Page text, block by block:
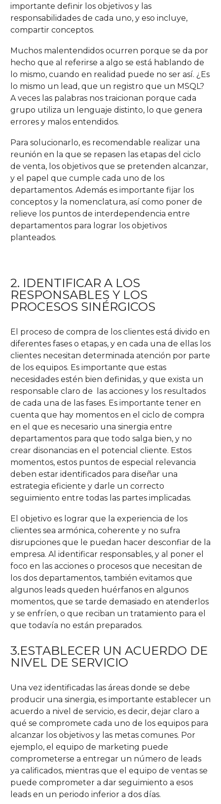
importante definir los objetivos y las
responsabilidades de cada uno, y eso incluye,
compartir conceptos.
Muchos malentendidos ocurren porque se da por
hecho que al referirse a algo se está hablando de
lo mismo, cuando en realidad puede no ser así. ¿Es
lo mismo un lead, que un registro que un MSQL?
A veces las palabras nos traicionan porque cada
grupo utiliza un lenguaje distinto, lo que genera
errores y malos entendidos.
Para solucionarlo, es recomendable realizar una
reunión en la que se repasen las etapas del ciclo
de venta, los objetivos que se pretenden alcanzar,
y el papel que cumple cada uno de los
departamentos. Además es importante fijar los
conceptos y la nomenclatura, así como poner de
relieve los puntos de interdependencia entre
departamentos para lograr los objetivos
planteados.
2. IDENTIFICAR A LOS
RESPONSABLES Y LOS
PROCESOS SINÉRGICOS
El proceso de compra de los clientes está divido en
diferentes fases o etapas, y en cada una de ellas los
clientes necesitan determinada atención por parte
de los equipos. Es importante que estas
necesidades estén bien definidas, y que exista un
responsable claro de las acciones y los resultados
de cada una de las fases. Es importante tener en
cuenta que hay momentos en el ciclo de compra
en el que es necesario una sinergia entre
departamentos para que todo salga bien, y no
crear disonancias en el potencial cliente. Estos
momentos, estos puntos de especial relevancia
deben estar identificados para diseñar una
estrategia eficiente y darle un correcto
seguimiento entre todas las partes implicadas.
El objetivo es lograr que la experiencia de los
clientes sea armónica, coherente y no sufra
disrupciones que le puedan hacer desconfiar de la
empresa. Al identificar responsables, y al poner el
foco en las acciones o procesos que necesitan de
los dos departamentos, también evitamos que
algunos leads queden huérfanos en algunos
momentos, que se tarde demasiado en atenderlos
y se enfríen, o que reciban un tratamiento para el
que todavía no están preparados.
3.ESTABLECER UN ACUERDO DE
NIVEL DE SERVICIO
Una vez identificadas las áreas donde se debe
producir una sinergia, es importante establecer un
acuerdo a nivel de servicio, es decir, dejar claro a
qué se compromete cada uno de los equipos para
alcanzar los objetivos y las metas comunes. Por
ejemplo, el equipo de marketing puede
comprometerse a entregar un número de leads
ya calificados, mientras que el equipo de ventas se
puede comprometer a dar seguimiento a esos
leads en un periodo inferior a dos días.